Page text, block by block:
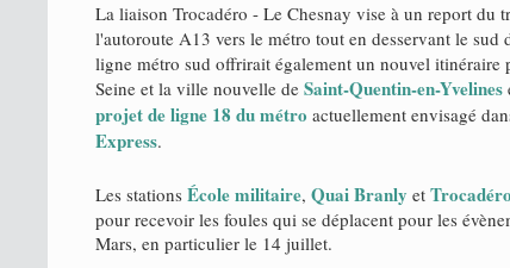
La liaison Trocadéro - Le Chesnay vise à un report du
l'autoroute A13 vers le métro tout en desservant le sud
ligne métro sud offrirait également un nouvel itinéraire
Seine et la ville nouvelle de Saint-Quentin-en-Yvelines
projet de ligne 18 du métro actuellement envisagé
Express.
Les stations École militaire, Quai Branly et Trocadéro
pour recevoir les foules qui se déplacent pour les
Mars, en particulier le 14 juillet.